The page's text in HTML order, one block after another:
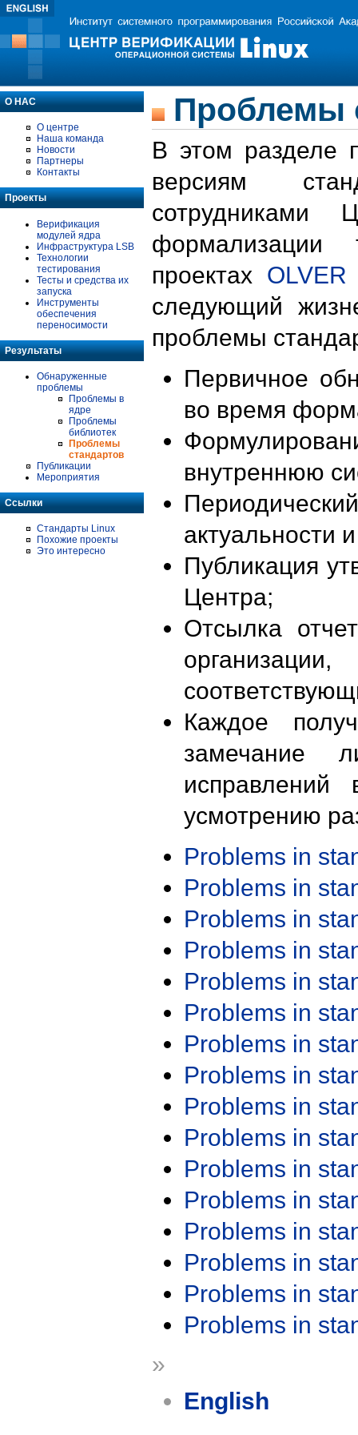
О НАС
О центре
Наша команда
Новости
Партнеры
Контакты
Проекты
Верификация
модулей ядра
Инфраструктура LSB
Технологии
тестирования
Тесты и средства их
запуска
Инструменты
обеспечения
переносимости
Результаты
Обнаруженные
проблемы
Проблемы в
ядре
Проблемы
библиотек
Проблемы
стандартов
Публикации
Мероприятия
Ссылки
Стандарты Linux
Похожие проекты
Это интересно
Проблемы
В этом разделе
версиям
формализации
проектах OLVER
следующий
проблемы
Первичное
во время
внутреннюю
актуальности
Публикация
Центра;
Отсылка
Каждое
замечание
исправлений
усмотрению
Problems in
Problems in
Problems in
Problems in
Problems in
Problems in
Problems in
Problems in
Problems in
Problems in
Problems in
Problems in
Problems in
Problems in
Problems in
Problems in
»
English